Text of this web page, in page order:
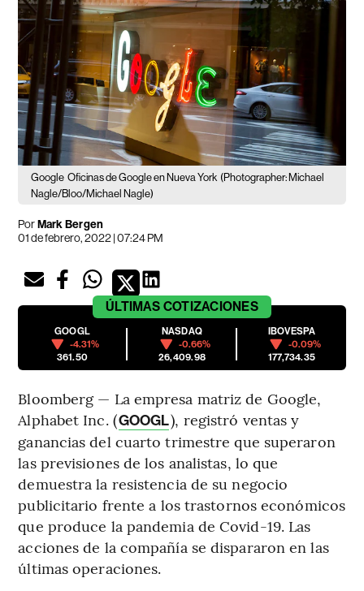
Google Oficinas de Google en Nueva York (Photographer: Michael
Nagle/Bloo/Michael Nagle)
PorMark Bergen
01 de febrero, 2022 | 07:24 PM
ÚLTIMAS COTIZACIONES
GOOGL
-4.31%
361.50
NASDAQ
-0.66%
26,409.98
IBOVESPA
-0.09%
177,734.35
Bloomberg — La empresa matriz de Google,
Alphabet Inc. (GOOGL), registró ventas y
ganancias del cuarto trimestre que superaron
las previsiones de los analistas, lo que
demuestra la resistencia de su negocio
publicitario frente a los trastornos económicos
que produce la pandemia de Covid-19. Las
acciones de la compañía se dispararon en las
últimas operaciones.